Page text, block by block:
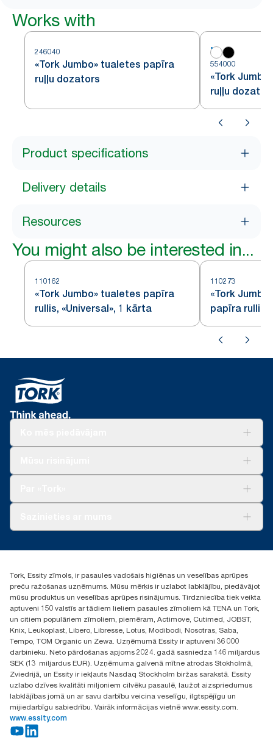
Works with
246040
«Tork Jumbo» tualetes papīra
ruļļu dozators
554000
«Tork
ruļļu
Product specifications
Delivery details
Resources
You might also be interested in...
110162
«Tork Jumbo» tualetes papīra
rullis, «Universal», 1 kārta
110273
«Tork
papīra rullis,
+371 29141799
Atrast izplatītāju
Ulbrokas street 19A
Riga, Latvija
LV-1028
Tork, Essity zīmols, ir pasaules vadošais higiēnas un veselības aprūpes
preču ražošanas uzņēmums. Mūsu mērķis ir uzlabot labklājību, piedāvājot
mūsu produktus un veselības aprūpes risinājumus. Tirdzniecība tiek veikta
aptuveni 150 valstīs ar tādiem lieliem pasaules zīmoliem kā TENA un Tork,
un citiem populāriem zīmoliem, piemēram, Actimove, Cutimed, JOBST,
Knix, Leukoplast, Libero, Libresse, Lotus, Modibodi, Nosotras, Saba,
Tempo, TOM Organic un Zewa. Uzņēmumā Essity ir aptuveni 36 000
darbinieku. Neto pārdošanas apjoms 2024. gadā sasniedza 146 miljardus
SEK (13 miljardus EUR). Uzņēmuma galvenā mītne atrodas Stokholmā,
Zviedrijā, un Essity ir iekļauts Nasdaq Stockholm biržas sarakstā. Essity
uzlabo dzīves kvalitāti miljoniem cilvēku pasaulē, laužot aizspriedumus
labklājības jomā un ar savu darbību veicina veselīgu, ilgtspējīgu un
mijiedarbīgu sabiedrību. Vairāk informācijas vietnē www.essity.com.
www.essity.com